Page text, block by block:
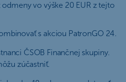
vo výške 20 EUR z tejto
s akciou PatronGO 24.
ČSOB Finančnej skupiny.
zúčastniť.